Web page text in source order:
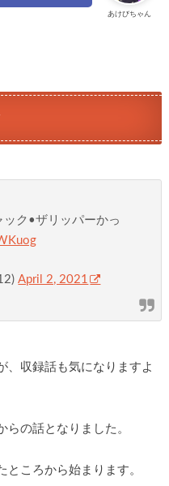
あけびちゃん
ク•ザリッパーかっ
April 2, 2021
、収録話も気になりますよ
の話となりました。
ころから始まります。